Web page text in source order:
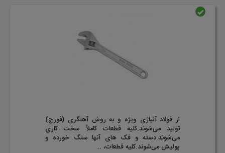
از فولاد آلیاژی ویژه و به روش آهنگری (فورج)
تولید می‌شوند.کلیه قطعات کاملاً سخت کاری
می‌شوند.دسته و فک های آنها سنگ خورده و
پولیش می‌شوند.کلیه قطعات، ..